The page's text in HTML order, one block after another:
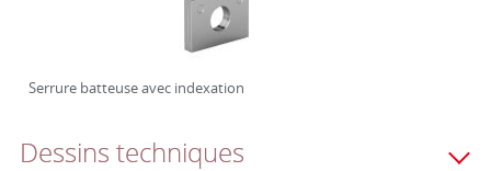
Serrure batteuse avec indexation
Dessins techniques